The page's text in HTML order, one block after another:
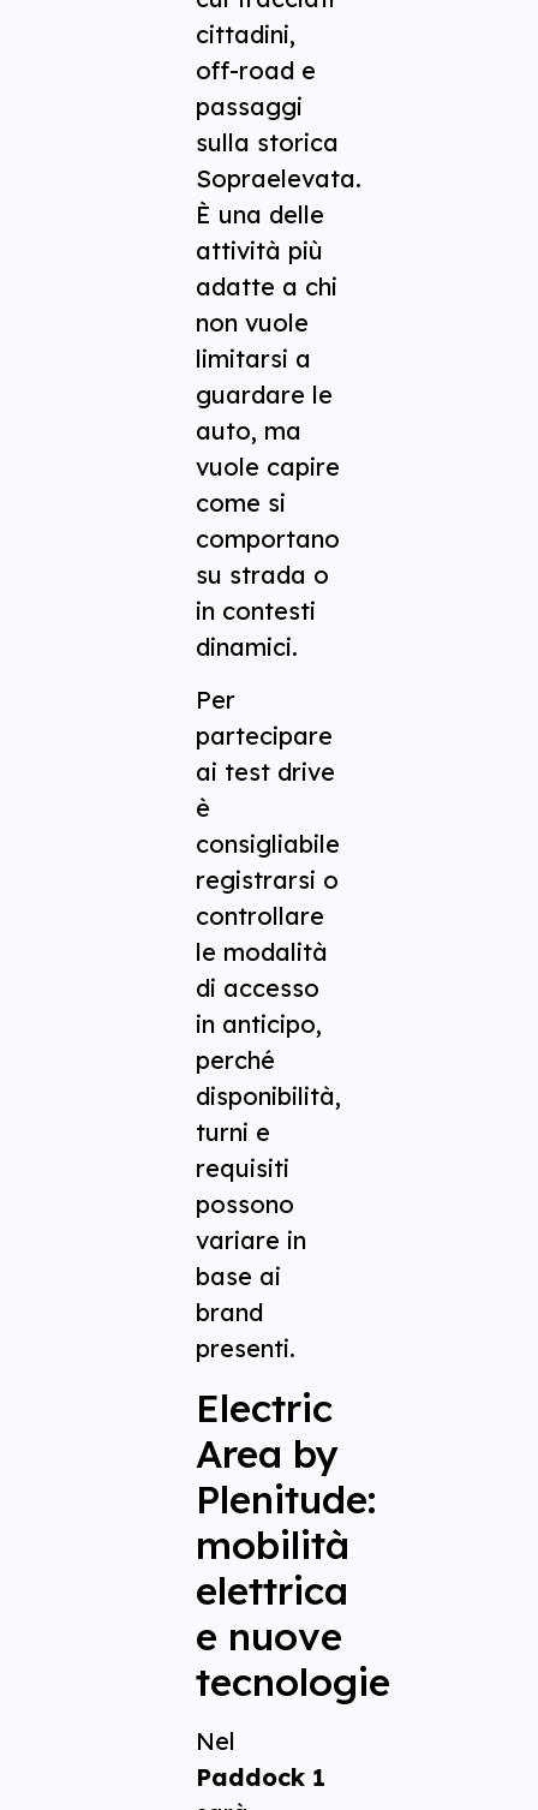
cittadini,
off-road e
passaggi
sulla storica
Sopraelevata.
È una delle
attività più
adatte a chi
non vuole
limitarsi a
guardare le
auto, ma
vuole capire
come si
comportano
su strada o
in contesti
dinamici.
Per
partecipare
ai test drive
è
consigliabile
registrarsi o
controllare
le modalità
di accesso
in anticipo,
perché
disponibilità,
turni e
requisiti
possono
variare in
base ai
brand
presenti.
Electric
Area by
Plenitude:
mobilità
elettrica
e nuove
tecnologie
Nel
Paddock 1